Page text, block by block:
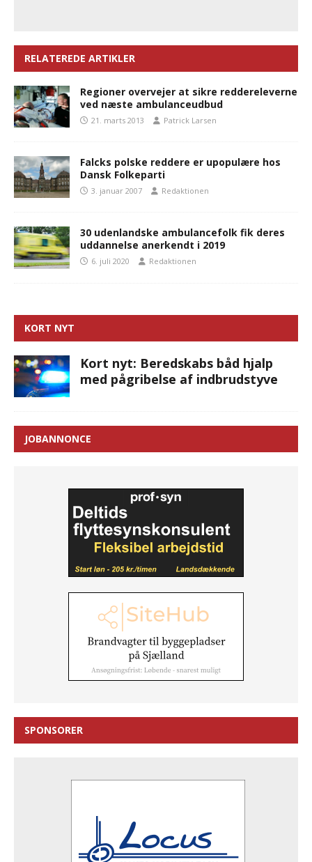
RELATEREDE ARTIKLER
Regioner overvejer at sikre reddereleverne
ved næste ambulanceudbud
21. marts 2013 Patrick Larsen
Falcks polske reddere er upopulære hos
Dansk Folkeparti
3. januar 2007 Redaktionen
30 udenlandske ambulancefolk fik deres
uddannelse anerkendt i 2019
6. juli 2020 Redaktionen
KORT NYT
Kort nyt: Beredskabs båd hjalp
med pågribelse af indbrudstyve
JOBANNONCE
SPONSORER